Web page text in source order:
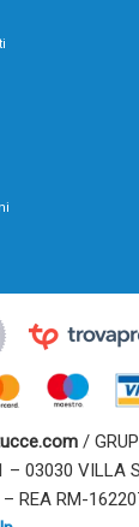
/
– 03030 VILLA
REA RM-